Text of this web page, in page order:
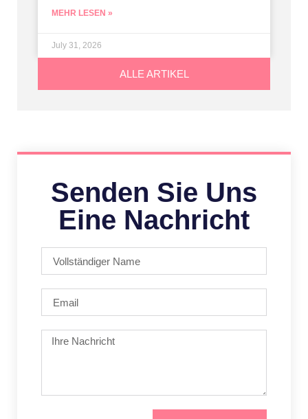
MEHR LESEN »
July 31, 2026
ALLE ARTIKEL
Senden Sie Uns
Eine Nachricht